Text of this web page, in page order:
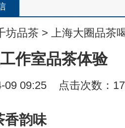
坊品茶 > 上海大圈品茶
作室品茶体验
09 09:25 点击次数：
香韵味